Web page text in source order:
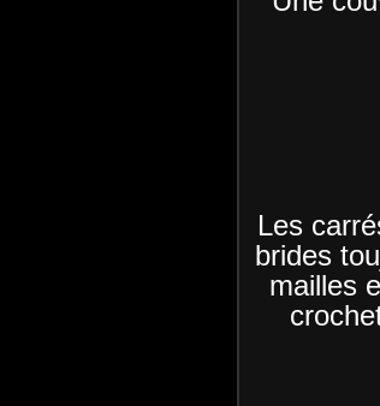
Les
brides
mailles